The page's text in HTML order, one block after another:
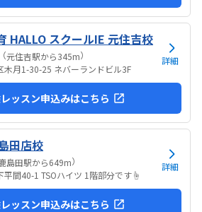
HALLO スクールIE 元住吉校
（元住吉駅から345m）
木月1-30-25 ネバーランドビル3F
詳細
ッスン申込みはこちら
田店校
島田駅から649m）
平間40-1 TSOハイツ 1階部分です☝️
詳細
ッスン申込みはこちら